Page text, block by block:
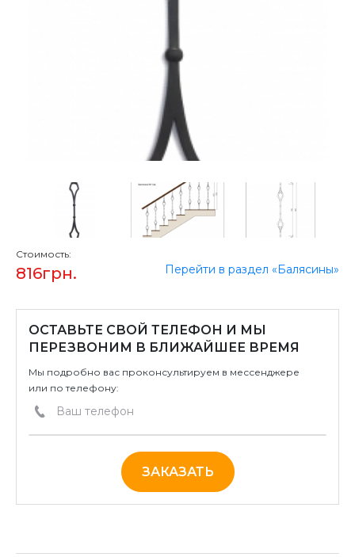
Стоимость:
816грн. Перейти в раздел «Балясины»
ОСТАВЬТЕ СВОЙ ТЕЛЕФОН И МЫ
ПЕРЕЗВОНИМ В БЛИЖАЙШЕЕ ВРЕМЯ
Мы подробно вас проконсультируем в мессенджере
или по телефону:
ЗАКАЗАТЬ